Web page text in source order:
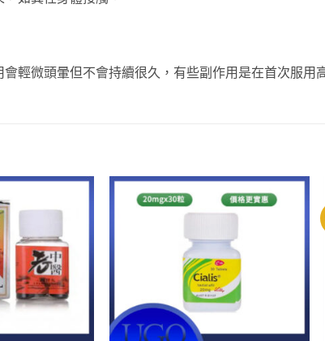
輕微頭暈但不會持續很久，有些副作用是在首次服用